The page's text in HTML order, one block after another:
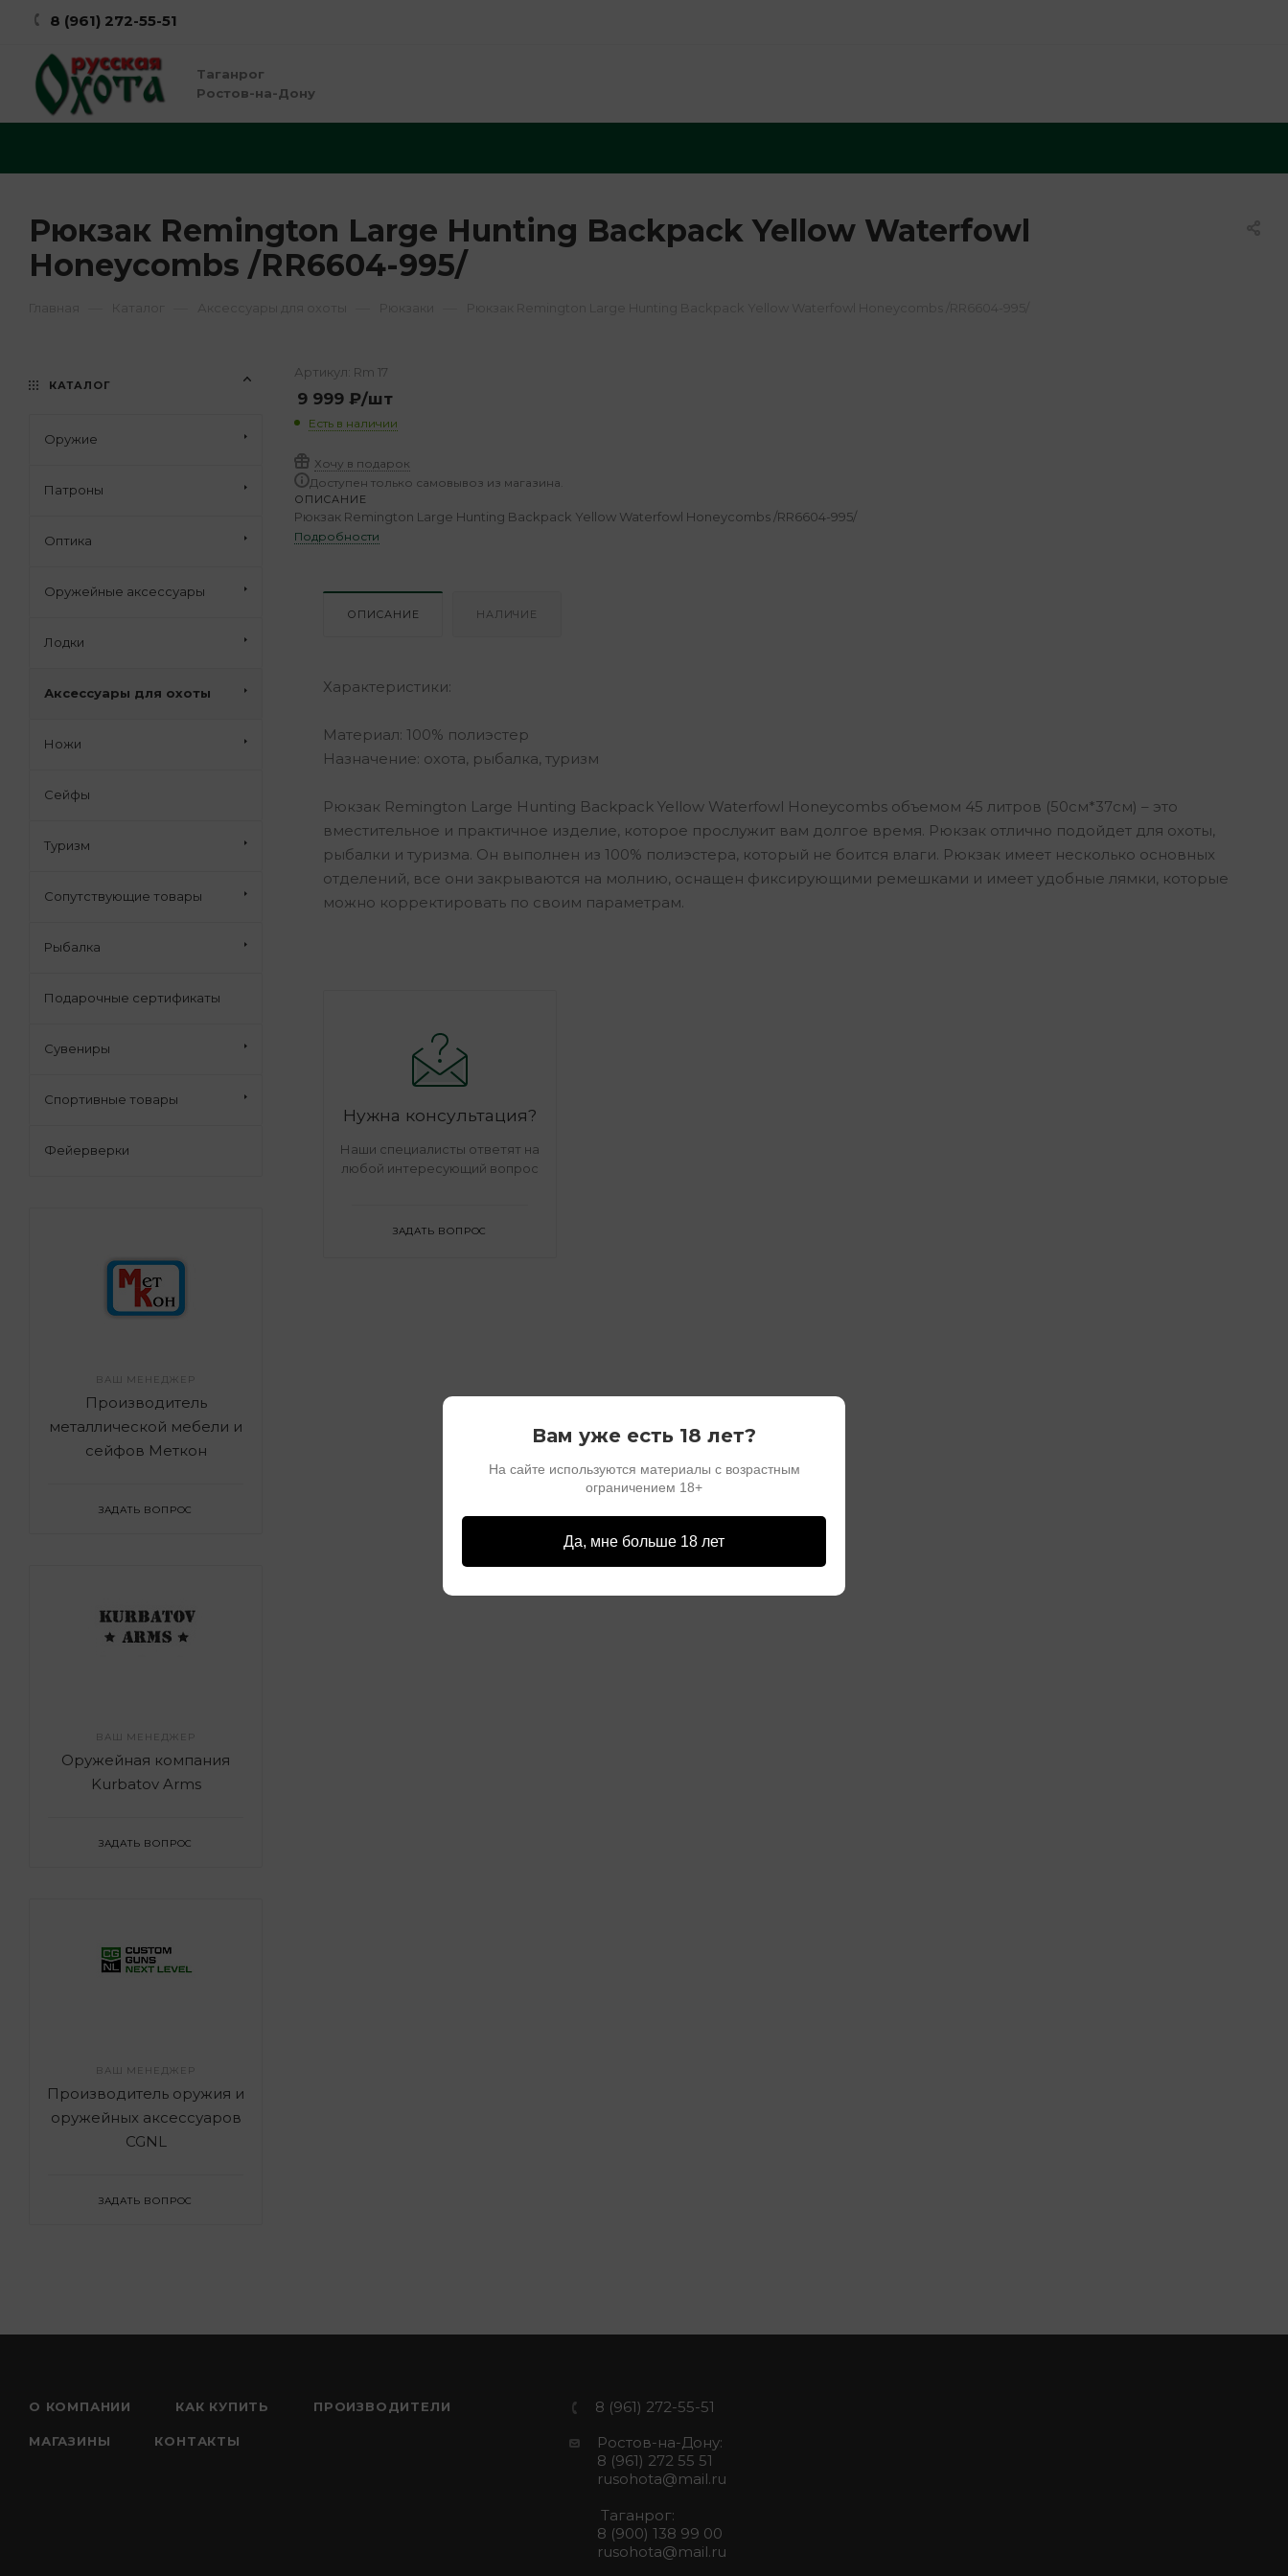
8 (961) 272-55-51
Таганрог
Ростов-на-Дону
Рюкзак Remington Large Hunting Backpack Yellow Waterfowl
Honeycombs /RR6604-995/
Артикул: Rm 17
9 999 ₽/шт
Есть в наличии
Хочу в подарок
Доступен только самовывоз из магазина.
ОПИСАНИЕ
Рюкзак Remington Large Hunting Backpack Yellow Waterfowl Honeycombs /RR6604-995/
Подробности
ОПИСАНИЕ НАЛИЧИЕ
Характеристики:
Материал: 100% полиэстер
Назначение: охота, рыбалка, туризм
Рюкзак Remington Large Hunting Backpack Yellow Waterfowl Honeycombs объемом 45 литров (50см*37см) – это
вместительное и практичное изделие, которое прослужит вам долгое время. Рюкзак отлично подойдет для охоты,
рыбалки и туризма. Он выполнен из 100% полиэстера, который не боится влаги. Рюкзак имеет несколько основных
отделений, все они закрываются на молнию, оснащен фиксирующими ремешками и имеет удобные лямки, которые
можно корректировать по своим параметрам.
Нужна консультация?
Наши специалисты ответят на
любой интересующий вопрос
ЗАДАТЬ ВОПРОС
КАТАЛОГ
Оружие
Патроны
Оптика
Оружейные аксессуары
Лодки
Аксессуары для охоты
Ножи
Сейфы
Туризм
Сопутствующие товары
Рыбалка
Подарочные сертификаты
Сувениры
Спортивные товары
Фейерверки
ВАШ МЕНЕДЖЕР
Производитель
металлической мебели и
сейфов Меткон
ЗАДАТЬ ВОПРОС
ВАШ МЕНЕДЖЕР
Оружейная компания
Kurbatov Arms
ЗАДАТЬ ВОПРОС
ВАШ МЕНЕДЖЕР
Производитель оружия и
оружейных аксессуаров
CGNL
ЗАДАТЬ ВОПРОС
О КОМПАНИИ КАК КУПИТЬ ПРОИЗВОДИТЕЛИ
МАГАЗИНЫ КОНТАКТЫ
8 (961) 272-55-51
Ростов-на-Дону:
8 (961) 272 55 51
rusohota@mail.ru
Таганрог:
8 (900) 138 99 00
rusohota@mail.ru
Вам уже есть 18 лет?
На сайте используются материалы с возрастным
ограничением 18+
Да, мне больше 18 лет